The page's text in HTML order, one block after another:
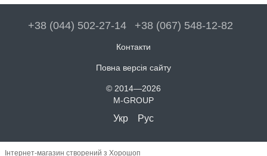
+38 (044) 502-27-14 +38 (067) 548-12-82
Контакти
Повна версія сайту
© 2014—2026
M-GROUP
Укр Рус
Інтернет-магазин створений з Хорошоп